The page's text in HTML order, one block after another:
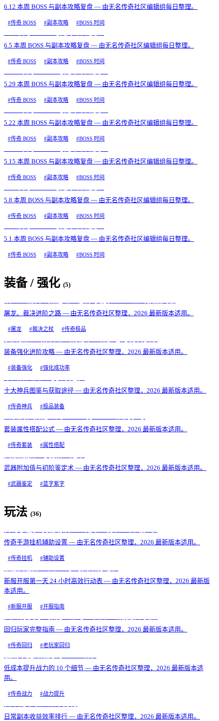
6.12 本周 BOSS 与副本攻略复盘 — 由无名传奇社区编辑组每日整理。
#传奇 BOSS #副本攻略 #BOSS 时间
6.5 本周 BOSS 与副本攻略复盘 — 由无名传奇社区编辑组每日整理。
#传奇 BOSS #副本攻略 #BOSS 时间
5.29 本周 BOSS 与副本攻略复盘 — 由无名传奇社区编辑组每日整理。
#传奇 BOSS #副本攻略 #BOSS 时间
5.22 本周 BOSS 与副本攻略复盘 — 由无名传奇社区编辑组每日整理。
#传奇 BOSS #副本攻略 #BOSS 时间
5.15 本周 BOSS 与副本攻略复盘 — 由无名传奇社区编辑组每日整理。
#传奇 BOSS #副本攻略 #BOSS 时间
5.8 本周 BOSS 与副本攻略复盘 — 由无名传奇社区编辑组每日整理。
#传奇 BOSS #副本攻略 #BOSS 时间
5.1 本周 BOSS 与副本攻略复盘 — 由无名传奇社区编辑组每日整理。
#传奇 BOSS #副本攻略 #BOSS 时间
装备 / 强化 (5)
屠龙、裁决进阶之路 — 由无名传奇社区整理，2026 最新版本适用。
#屠龙 #裁决之杖 #传奇极品
装备强化进阶攻略 — 由无名传奇社区整理，2026 最新版本适用。
#装备强化 #强化成功率
十大神兵图鉴与获取途径 — 由无名传奇社区整理，2026 最新版本适用。
#传奇神兵 #极品装备
套装属性搭配公式 — 由无名传奇社区整理，2026 最新版本适用。
#传奇套装 #属性搭配
武器附加值与初阶鉴定术 — 由无名传奇社区整理，2026 最新版本适用。
#武器鉴定 #蓝字紫字
玩法 (36)
传奇手游挂机辅助设置 — 由无名传奇社区整理，2026 最新版本适用。
#传奇挂机 #辅助设置
新服开服第一天 24 小时高效行动表 — 由无名传奇社区整理，2026 最新版
本适用。
#新服开服 #开服指南
回归玩家完整指南 — 由无名传奇社区整理，2026 最新版本适用。
#传奇回归 #老玩家回归
低成本提升战力的 10 个细节 — 由无名传奇社区整理，2026 最新版本适
用。
#传奇战力 #战力提升
日常副本收益效率排行 — 由无名传奇社区整理，2026 最新版本适用。